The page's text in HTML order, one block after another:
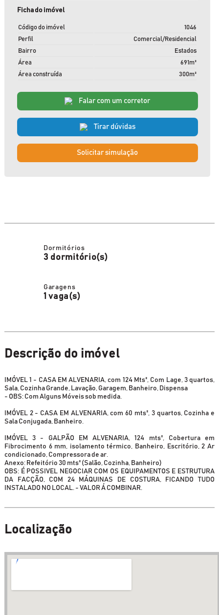
Ficha do imóvel
Código do imóvel
1046
Perfil
Comercial/Residencial
Bairro
Estados
Área
691m²
Área construída
300m²
Falar com um corretor
Tirar dúvidas
Solicitar simulação
Dormitórios
3 dormitório(s)
Garagens
1 vaga(s)
Descrição do imóvel
IMÓVEL 1 - CASA EM ALVENARIA, com 124 Mts², Com Lage, 3 quartos,
Sala, Cozinha Grande, Lavação, Garagem, Banheiro, Dispensa
- OBS: Com Alguns Móveis sob medida.
IMÓVEL 2 - CASA EM ALVENARIA, com 60 mts², 3 quartos, Cozinha e
Sala Conjugada, Banheiro.
IMÓVEL 3 - GALPÃO EM ALVENARIA, 124 mts², Cobertura em
Fibrocimento 6 mm, isolamento térmico, Banheiro, Escritório, 2 Ar
condicionado, Compressora de ar.
Anexo: Refeitório 30 mts² (Salão, Cozinha, Banheiro)
OBS: É POSSIVEL NEGOCIAR COM OS EQUIPAMENTOS E ESTRUTURA
DA FACÇÃO, COM 24 MÁQUINAS DE COSTURA, FICANDO TUDO
INSTALADO NO LOCAL. - VALOR Á COMBINAR.
Localização